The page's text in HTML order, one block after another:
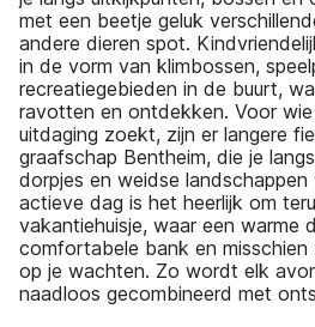
met een beetje geluk
andere dieren spot.
in de vorm van klimbossen,
recreatiegebieden in de buurt,
ravotten en ontdekken. Voor
uitdaging zoekt, zijn er langere
graafschap Bentheim, die je
dorpjes en weidse landschappen
actieve dag is het heerlijk om
vakantiehuisje, waar een warme
comfortabele bank en misschien
op je wachten. Zo wordt elk
naadloos gecombineerd met